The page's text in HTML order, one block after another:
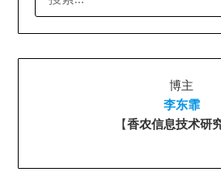
索：
博主
李东霏
【香农信息技术研究